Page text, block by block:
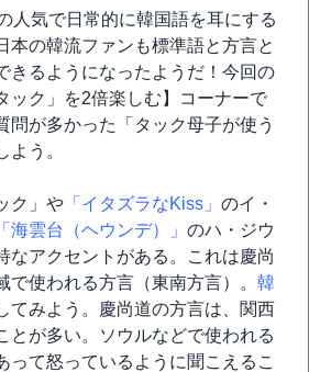
人気で日常的に韓国語を耳にする
本の韓流ファンも標準語と方言と
きるようになったようだ！今回の
ック」を2倍楽しむ】コーナーで
問が多かった「タック母子が使う
う。
ク」や 「イタズラなKiss」 のイ・
「海雲台（ヘウンデ）」 のハ・ジウ
なアクセントがある。これは慶尚
で使われる方言（東南方言）。 韓
てみよう。慶尚道の方言は、関西
とが多い。ソウルなどで使われる
って怒っているように聞こえるこ